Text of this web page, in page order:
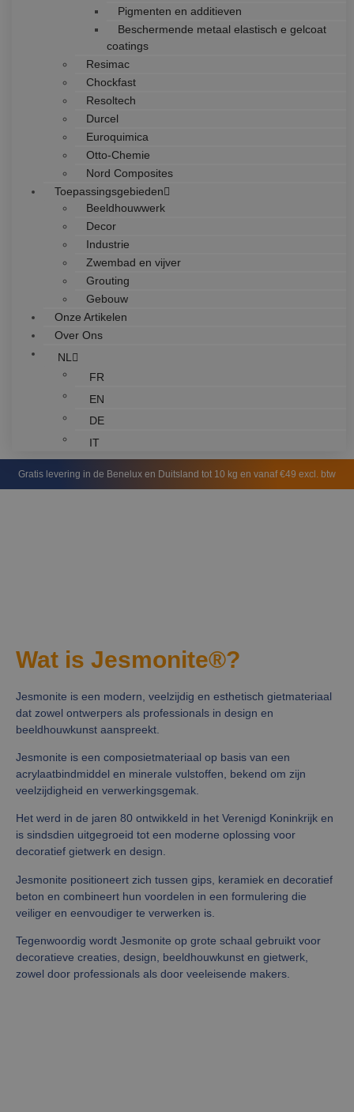
Pigmenten en additieven
Beschermende metaal elastisch e gelcoat
coatings
Resimac
Chockfast
Resoltech
Durcel
Euroquimica
Otto-Chemie
Nord Composites
Toepassingsgebieden
Beeldhouwwerk
Decor
Industrie
Zwembad en vijver
Grouting
Gebouw
Onze Artikelen
Over Ons
NL
FR
EN
DE
IT
Gratis levering in de Benelux en Duitsland tot 10 kg en vanaf €49 excl. btw
Wat is Jesmonite®?
Jesmonite is een modern, veelzijdig en esthetisch gietmateriaal
dat zowel ontwerpers als professionals in design en
beeldhouwkunst aanspreekt.
Jesmonite is een composietmateriaal op basis van een
acrylaatbindmiddel en minerale vulstoffen, bekend om zijn
veelzijdigheid en verwerkingsgemak.
Het werd in de jaren 80 ontwikkeld in het Verenigd Koninkrijk en
is sindsdien uitgegroeid tot een moderne oplossing voor
decoratief gietwerk en design.
Jesmonite positioneert zich tussen gips, keramiek en decoratief
beton en combineert hun voordelen in een formulering die
veiliger en eenvoudiger te verwerken is.
Tegenwoordig wordt Jesmonite op grote schaal gebruikt voor
decoratieve creaties, design, beeldhouwkunst en gietwerk,
zowel door professionals als door veeleisende makers.